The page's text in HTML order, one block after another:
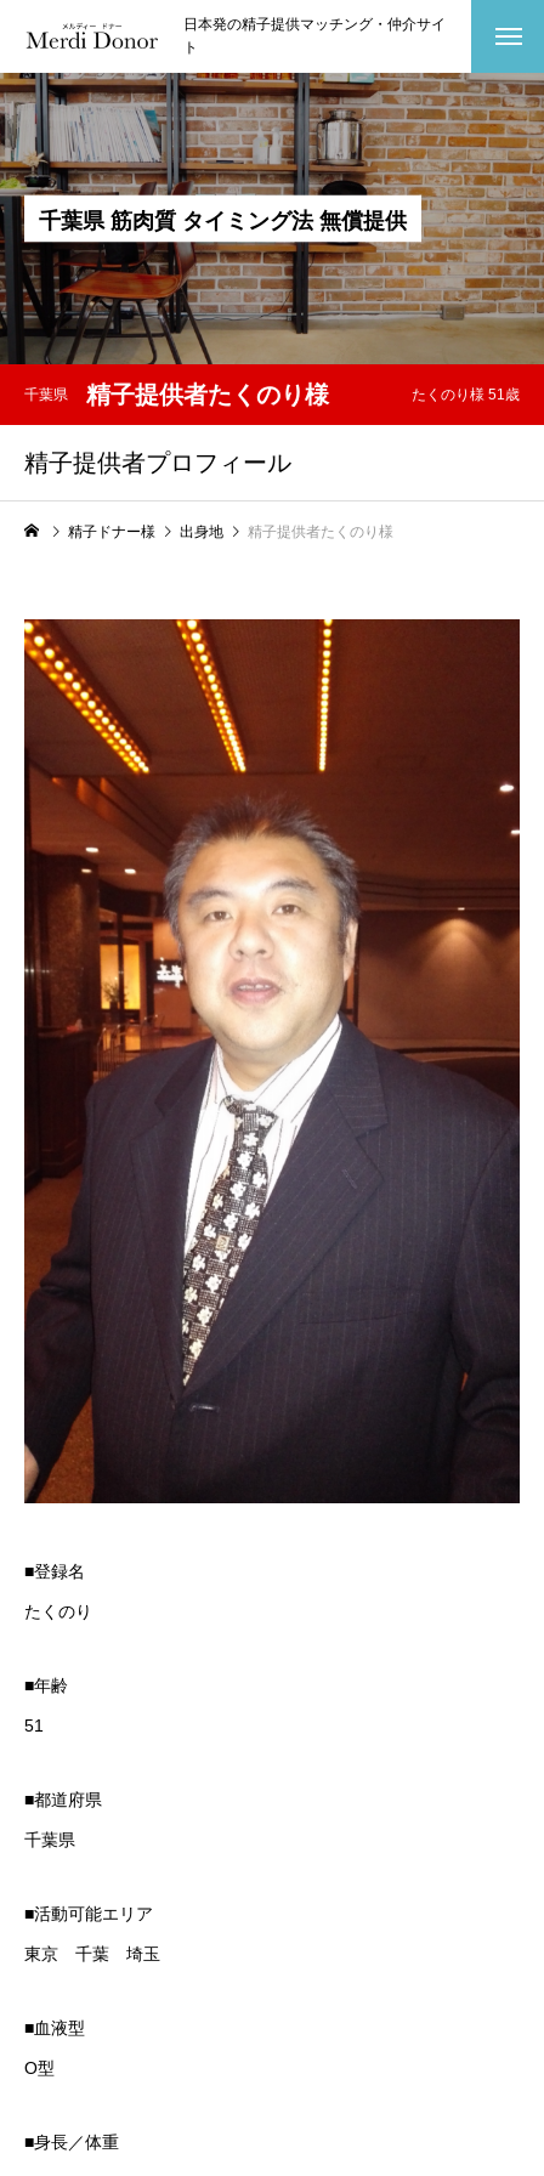
日本発の精子提供マッチング・仲介サイ
ト
千葉県 筋肉質 タイ ミ ング法 無償提供
千葉県 精子提供者たくのり様 たくのり様 51歳
精子提供者プロフィール
精子ドナー様 出身地 精子提供者たくのり様
■登録名
たくのり
■年齢
51
■都道府県
千葉県
■活動可能エリア
東京 千葉 埼玉
■血液型
O型
■身長／体重